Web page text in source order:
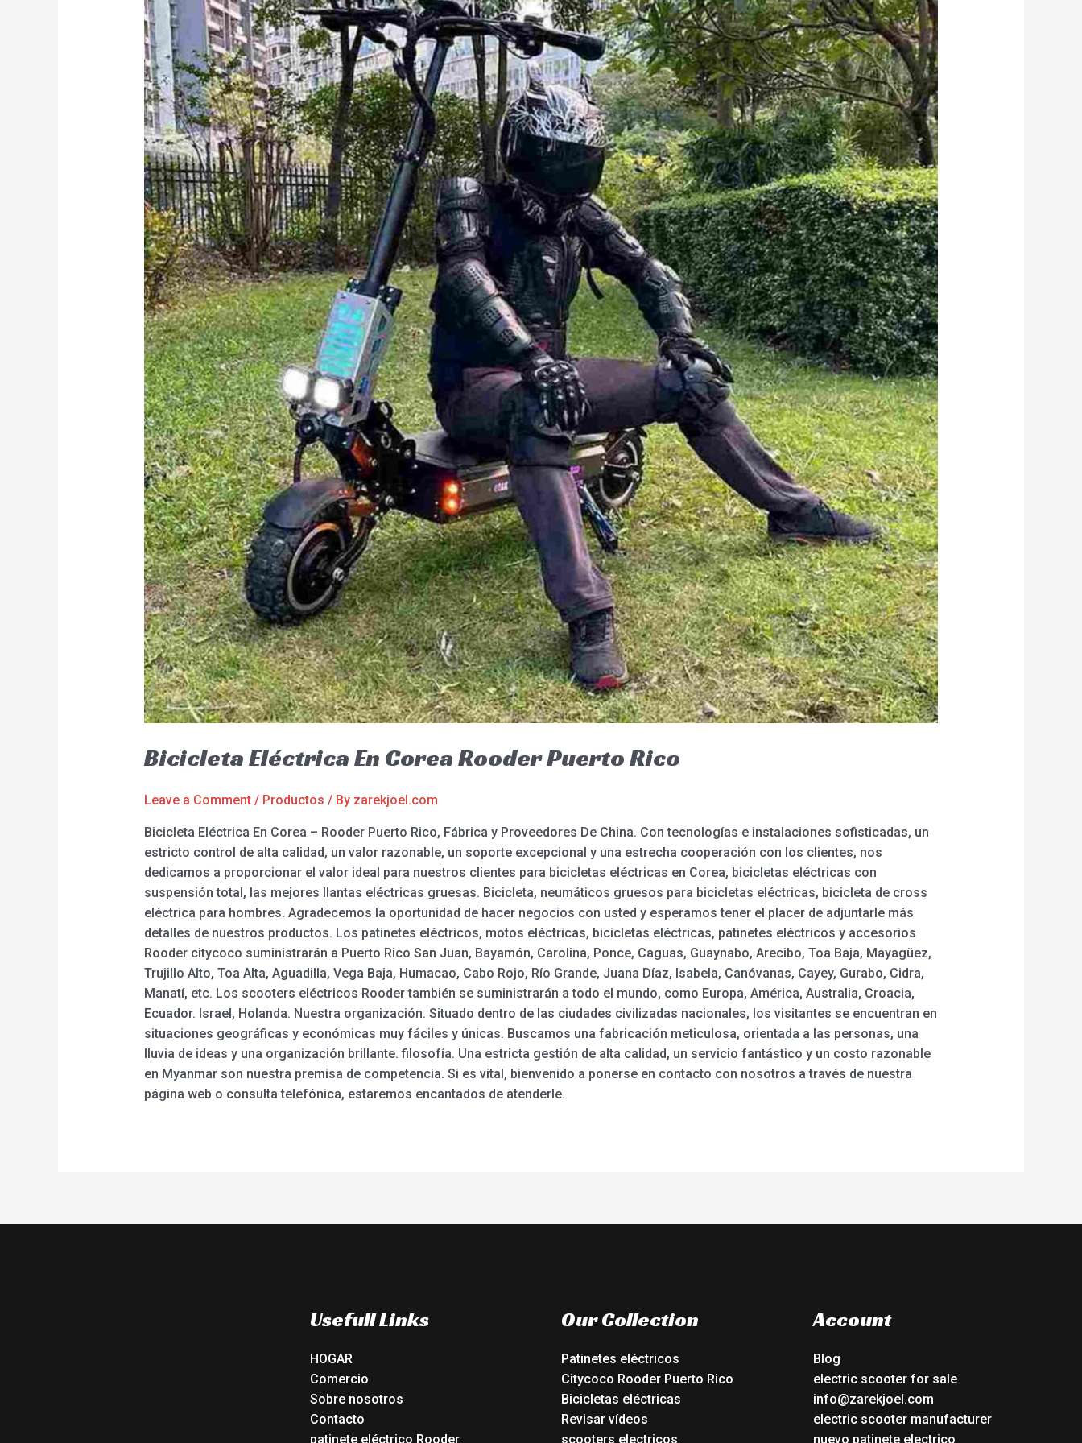
Bicicleta Eléctrica En Corea Rooder Puerto Rico
Leave a Comment / Productos / By zarekjoel.com
Bicicleta Eléctrica En Corea – Rooder Puerto Rico, Fábrica y Proveedores De China. Con tecnologías e instalaciones sofisticadas, un
estricto control de alta calidad, un valor razonable, un soporte excepcional y una estrecha cooperación con los clientes, nos
dedicamos a proporcionar el valor ideal para nuestros clientes para bicicletas eléctricas en Corea, bicicletas eléctricas con
suspensión total, las mejores llantas eléctricas gruesas. Bicicleta, neumáticos gruesos para bicicletas eléctricas, bicicleta de cross
eléctrica para hombres. Agradecemos la oportunidad de hacer negocios con usted y esperamos tener el placer de adjuntarle más
detalles de nuestros productos. Los patinetes eléctricos, motos eléctricas, bicicletas eléctricas, patinetes eléctricos y accesorios
Rooder citycoco suministrarán a Puerto Rico San Juan, Bayamón, Carolina, Ponce, Caguas, Guaynabo, Arecibo, Toa Baja, Mayagüez,
Trujillo Alto, Toa Alta, Aguadilla, Vega Baja, Humacao, Cabo Rojo, Río Grande, Juana Díaz, Isabela, Canóvanas, Cayey, Gurabo, Cidra,
Manatí, etc. Los scooters eléctricos Rooder también se suministrarán a todo el mundo, como Europa, América, Australia, Croacia,
Ecuador. Israel, Holanda. Nuestra organización. Situado dentro de las ciudades civilizadas nacionales, los visitantes se encuentran en
situaciones geográficas y económicas muy fáciles y únicas. Buscamos una fabricación meticulosa, orientada a las personas, una
lluvia de ideas y una organización brillante. filosofía. Una estricta gestión de alta calidad, un servicio fantástico y un costo razonable
en Myanmar son nuestra premisa de competencia. Si es vital, bienvenido a ponerse en contacto con nosotros a través de nuestra
página web o consulta telefónica, estaremos encantados de atenderle.
Usefull Links
HOGAR
Comercio
Sobre nosotros
Contacto
patinete eléctrico Rooder
Our Collection
Patinetes eléctricos
Citycoco Rooder Puerto Rico
Bicicletas eléctricas
Revisar vídeos
scooters electricos
Account
Blog
electric scooter for sale
info@zarekjoel.com
electric scooter manufacturer
nuevo patinete electrico